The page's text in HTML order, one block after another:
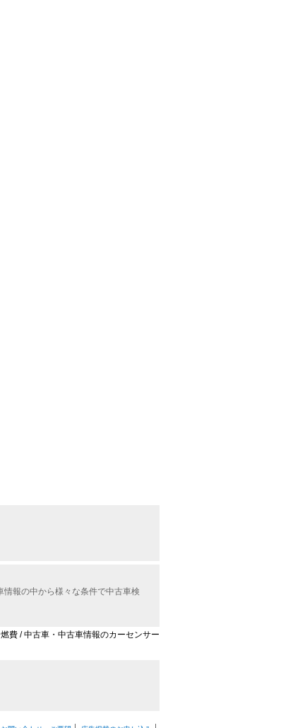
報の中から様々な条件で中古車検
費 / 中古車・中古車情報のカーセンサー